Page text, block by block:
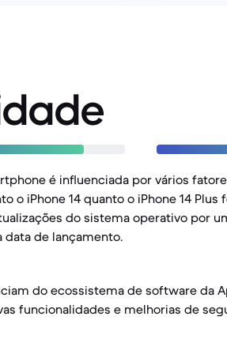
é influenciada por vários
o iPhone 14 quanto o iPhone 14 Plus
do sistema operativo por
data de lançamento.
do ecossistema de software da
funcionalidades e melhorias de